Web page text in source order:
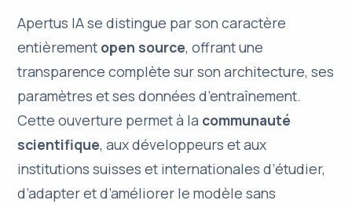
Apertus IA se distingue par son caractère
entièrement open source, offrant une
transparence complète sur son architecture, ses
paramètres et ses données d’entraînement.
Cette ouverture permet à la communauté
scientifique, aux développeurs et aux
institutions suisses et internationales d’étudier,
d’adapter et d’améliorer le modèle sans